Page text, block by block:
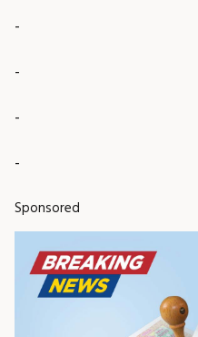
-
-
-
-
Sponsored